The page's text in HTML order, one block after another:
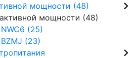
мощности (48)
мощности (48)
(25)
(23)